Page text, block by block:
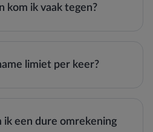
kom ik vaak tegen?
AEON
limiet per keer?
ik een dure omrekening